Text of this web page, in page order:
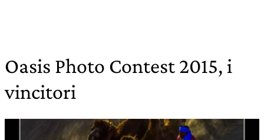
Oasis Photo Contest 2015, i
vincitori